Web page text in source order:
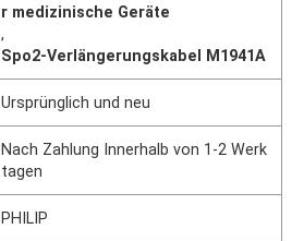
r medizinische Geräte
,
Spo2-Verlängerungskabel M1941A
Ursprünglich und neu
Nach Zahlung Innerhalb von 1-2 Werk
tagen
PHILIP